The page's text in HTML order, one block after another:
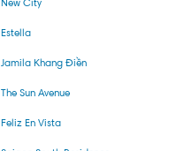
New City
Estella
Jamila Khang Điền
The Sun Avenue
Feliz En Vista